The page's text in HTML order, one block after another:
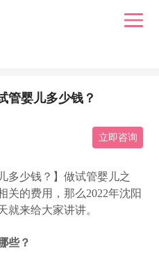
管婴儿多少钱？
立即咨询
多少钱？】做试管婴儿之
关的费用，那么2022年沈阳
就来给大家讲讲。
些？